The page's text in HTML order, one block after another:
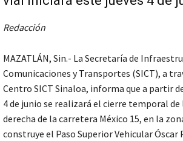
Redacción
MAZATLÁN, Sin.- La Secretaría de
Comunicaciones y Transportes (SICT), a
Centro SICT Sinaloa, informa que a partir
4 de junio se realizará el cierre temporal
derecha de la carretera México 15, en la
construye el Paso Superior Vehicular Óscar